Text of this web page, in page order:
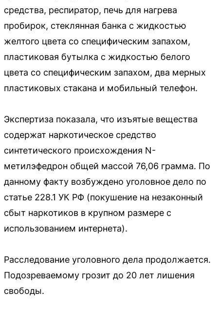
средства, респиратор, печь для нагрева
пробирок, стеклянная банка с жидкостью
желтого цвета со специфическим запахом,
пластиковая бутылка с жидкостью белого
цвета со специфическим запахом, два мерных
пластиковых стакана и мобильный телефон.
Экспертиза показала, что изъятые вещества
содержат наркотическое средство
синтетического происхождения N-
метилэфедрон общей массой 76,06 грамма. По
данному факту возбуждено уголовное дело по
статье 228.1 УК РФ (покушение на незаконный
сбыт наркотиков в крупном размере с
использованием интернета).
Расследование уголовного дела продолжается.
Подозреваемому грозит до 20 лет лишения
свободы.